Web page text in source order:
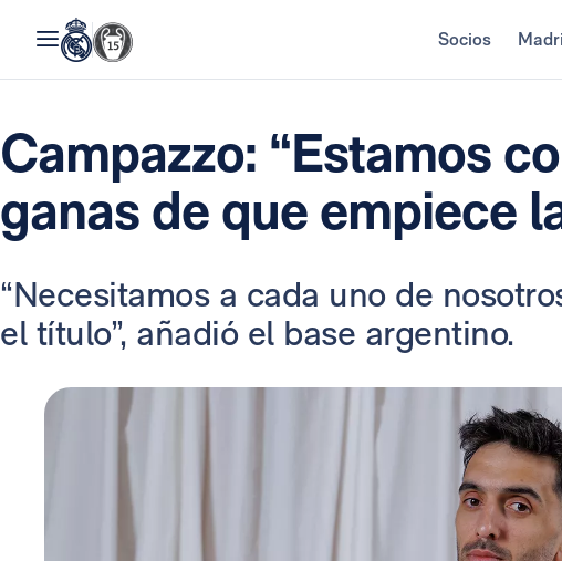
Socios
Campazzo: “Estamos
ganas de que empiece
“Necesitamos a cada uno de
el título”, añadió el base argentino.